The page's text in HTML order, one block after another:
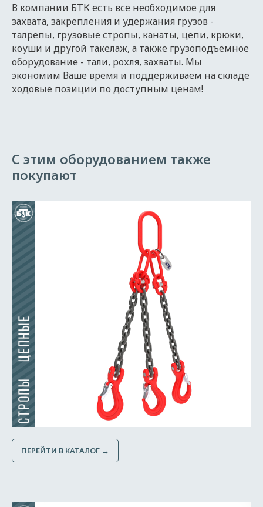
В компании БТК есть все необходимое для
захвата, закрепления и удержания грузов -
талрепы, грузовые стропы, канаты, цепи, крюки,
коуши и другой такелаж, а также грузоподъемное
оборудование - тали, рохля, захваты. Мы
экономим Ваше время и поддерживаем на складе
ходовые позиции по доступным ценам!
С этим оборудованием также
покупают
ПЕРЕЙТИ В КАТАЛОГ →